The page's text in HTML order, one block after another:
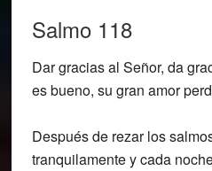
Salmo 118
Dar gracias al Señor, da
es bueno, su gran amor
Después de rezar los
tranquilamente y cada